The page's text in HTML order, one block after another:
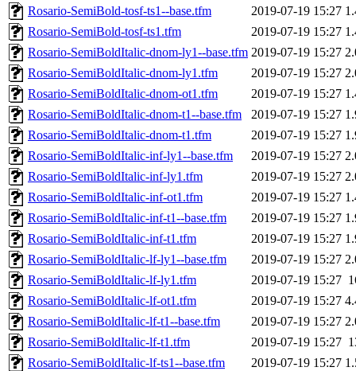
Rosario-SemiBold-tosf-ts1--base.tfm
2019-07-19 15:27
Rosario-SemiBold-tosf-ts1.tfm
2019-07-19 15:27
Rosario-SemiBoldItalic-dnom-ly1--base.tfm 2019-07-19 15:27
Rosario-SemiBoldItalic-dnom-ly1.tfm
2019-07-19 15:27
Rosario-SemiBoldItalic-dnom-ot1.tfm
2019-07-19 15:27
Rosario-SemiBoldItalic-dnom-t1--base.tfm
2019-07-19 15:27
Rosario-SemiBoldItalic-dnom-t1.tfm
2019-07-19 15:27
Rosario-SemiBoldItalic-inf-ly1--base.tfm
2019-07-19 15:27
Rosario-SemiBoldItalic-inf-ly1.tfm
2019-07-19 15:27
Rosario-SemiBoldItalic-inf-ot1.tfm
2019-07-19 15:27
Rosario-SemiBoldItalic-inf-t1--base.tfm
2019-07-19 15:27
Rosario-SemiBoldItalic-inf-t1.tfm
2019-07-19 15:27
Rosario-SemiBoldItalic-lf-ly1--base.tfm
2019-07-19 15:27
Rosario-SemiBoldItalic-lf-ly1.tfm
2019-07-19 15:27
Rosario-SemiBoldItalic-lf-ot1.tfm
2019-07-19 15:27
Rosario-SemiBoldItalic-lf-t1--base.tfm
2019-07-19 15:27
Rosario-SemiBoldItalic-lf-t1.tfm
2019-07-19 15:27
Rosario-SemiBoldItalic-lf-ts1--base.tfm
2019-07-19 15:27